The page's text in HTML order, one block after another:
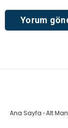
Ana Sayfa ›Alt